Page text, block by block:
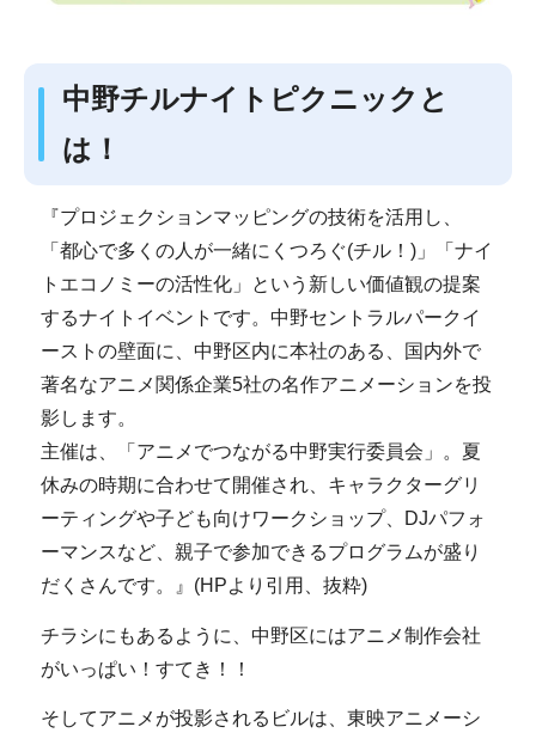
中野チルナイトピクニックと
は！
『プロジェクションマッピングの技術を活用し、
「都心で多くの人が一緒にくつろぐ(チル！)」「ナイ
トエコノミーの活性化」という新しい価値観の提案
するナイトイベントです。中野セントラルパークイ
ーストの壁面に、中野区内に本社のある、国内外で
著名なアニメ関係企業5社の名作アニメーションを投
影します。
主催は、「アニメでつながる中野実行委員会」。夏
休みの時期に合わせて開催され、キャラクターグリ
ーティングや子ども向けワークショップ、DJパフォ
ーマンスなど、親子で参加できるプログラムが盛り
だくさんです。』(HPより引用、抜粋)
チラシにもあるように、中野区にはアニメ制作会社
がいっぱい！すてき！！
そしてアニメが投影されるビルは、東映アニメーシ